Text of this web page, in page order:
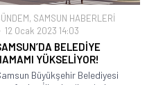
, SAMSUN HABERLERİ
12 Ocak 2023 14:03
BELEDİYE
YÜKSELİYOR!
Büyükşehir Belediyesi